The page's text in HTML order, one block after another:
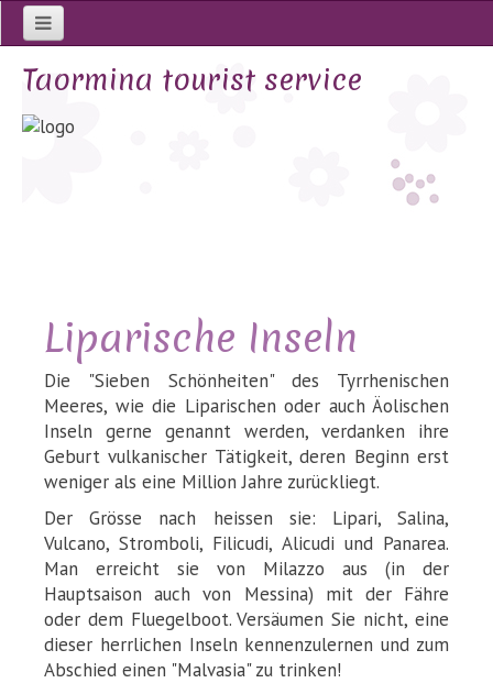
Taormina tourist service
Home
Fremdenführer auf Sizilien seit 1987
Liparische Inseln
Die "Sieben Schönheiten" des Tyrrhenischen
Meeres, wie die Liparischen oder auch Äolischen
Inseln gerne genannt werden, verdanken ihre
Geburt vulkanischer Tätigkeit, deren Beginn erst
weniger als eine Million Jahre zurückliegt.
Der Grösse nach heissen sie: Lipari, Salina,
Vulcano, Stromboli, Filicudi, Alicudi und Panarea.
Man erreicht sie von Milazzo aus (in der
Hauptsaison auch von Messina) mit der Fähre
oder dem Fluegelboot. Versäumen Sie nicht, eine
dieser herrlichen Inseln kennenzulernen und zum
Abschied einen "Malvasia" zu trinken!